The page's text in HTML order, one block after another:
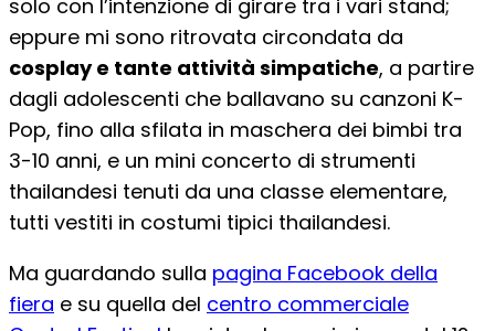
solo con l’intenzione di girare tra i vari stand;
eppure mi sono ritrovata circondata da
cosplay e tante attività simpatiche, a partire
dagli adolescenti che ballavano su canzoni K-
Pop, fino alla sfilata in maschera dei bimbi tra
3-10 anni, e un mini concerto di strumenti
thailandesi tenuti da una classe elementare,
tutti vestiti in costumi tipici thailandesi.
Ma guardando sulla pagina Facebook della
fiera e su quella del centro commerciale